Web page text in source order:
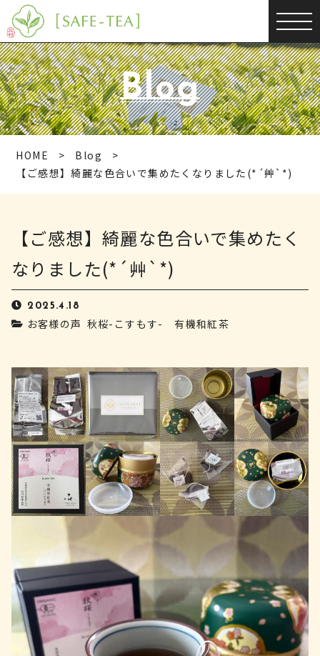
Blog
HOME
Blog
【ご感想】綺麗な色合いで集めたくなりました(*´艸`*)
【ご感想】綺麗な色合いで集めたく
なりました(*´艸`*)
2025.4.18
お客様の声 秋桜-こすもす- 有機和紅茶